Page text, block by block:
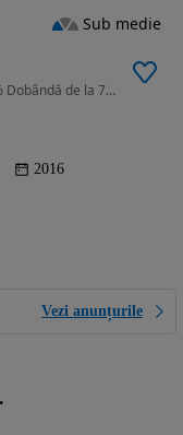
1598 cm3 • 115 CP • Posibilitate rate avans 0% Dobândă de la 7.9% prin TBI BANK
2016
Vezi anunțurile
Sub medie